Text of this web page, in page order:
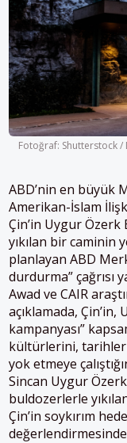
Fotoğraf: Shutterstock /
ABD’nin en büyük
Amerikan-İslam
Çin’in Uygur Özerk
yıkılan bir caminin
planlayan ABD
durdurma” çağrısı
Awad ve CAIR
açıklamada,
kampanyası”
kültürlerini,
yok etmeye
Sincan Uygur
buldozerlerle
Çin’in soykırım